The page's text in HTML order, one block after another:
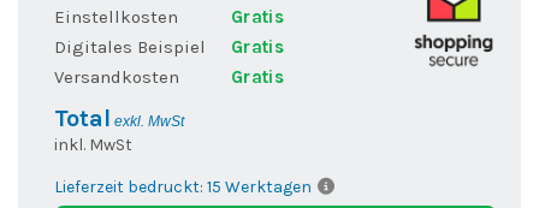
Einstellkosten
Gratis
Digitales Beispiel
Gratis
Versandkosten
Gratis
Total exkl. MwSt
inkl. MwSt
Lieferzeit bedruckt: 15 Werktagen